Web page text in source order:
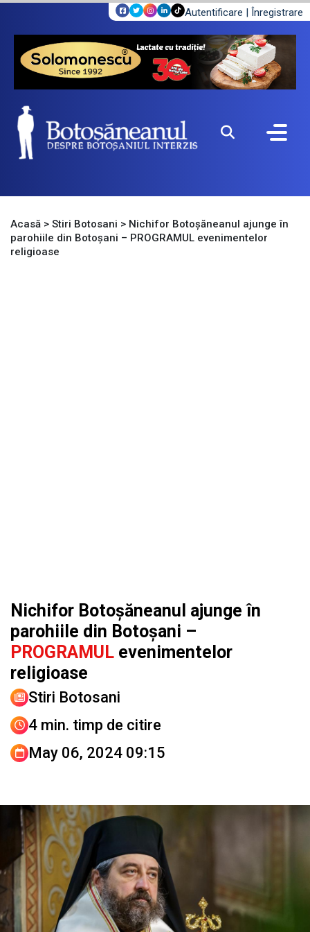
Autentificare | Înregistrare
Acasă > Stiri Botosani > Nichifor Botoșăneanul ajunge în
parohiile din Botoșani – PROGRAMUL evenimentelor
religioase
Nichifor Botoșăneanul ajunge în
parohiile din Botoșani –
PROGRAMUL evenimentelor
religioase
Stiri Botosani
4 min. timp de citire
May 06, 2024 09:15